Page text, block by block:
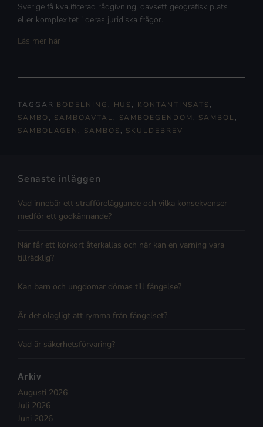
Sverige få kvalificerad rådgivning, oavsett geografisk plats
eller komplexitet i deras juridiska frågor.
Läs mer här
TAGGAR BODELNING , HUS, KONTANTINSATS,
SAMBO, SAMBOAVTAL , SAMBOEGENDOM , SAMBOL ,
SAMBOLAGEN , SAMBOS, SKULDEBREV
Senaste inläggen
Vad innebär ett strafföreläggande och vilka konsekvenser
medför ett godkännande?
När får ett körkort återkallas och när kan en varning vara
tillräcklig?
Kan barn och ungdomar dömas till fängelse?
Är det olagligt att rymma från fängelset?
Vad är säkerhetsförvaring?
Arkiv
Augusti 2026
Juli 2026
Juni 2026